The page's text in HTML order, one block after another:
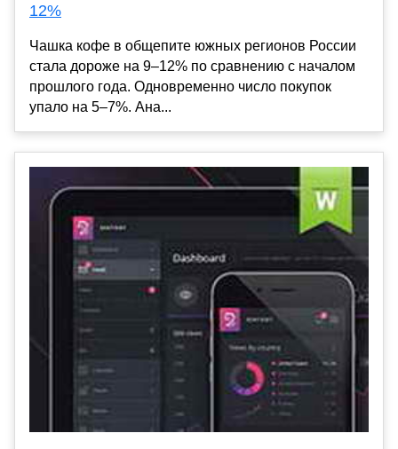
12%
Чашка кофе в общепите южных регионов России
стала дороже на 9–12% по сравнению с началом
прошлого года. Одновременно число покупок
упало на 5–7%. Ана...